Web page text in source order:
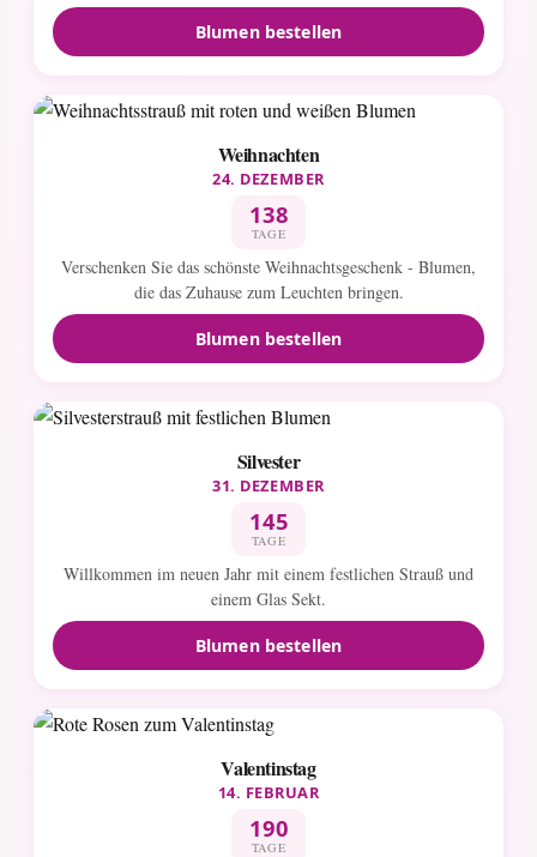
Blumen bestellen
Weihnachten
24. DEZEMBER
138
TAGE
Verschenken Sie das schönste Weihnachtsgeschenk - Blumen,
die das Zuhause zum Leuchten bringen.
Blumen bestellen
Silvester
31. DEZEMBER
145
TAGE
Willkommen im neuen Jahr mit einem festlichen Strauß und
einem Glas Sekt.
Blumen bestellen
Valentinstag
14. FEBRUAR
190
TAGE